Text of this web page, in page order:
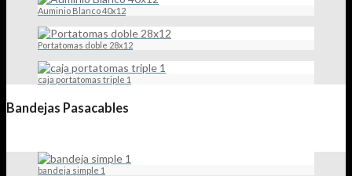
Auminio Blanco 40x12
Portatomas doble 28x12
caja portatomas triple 1
Bandejas Pasacables
bandeja simple 1